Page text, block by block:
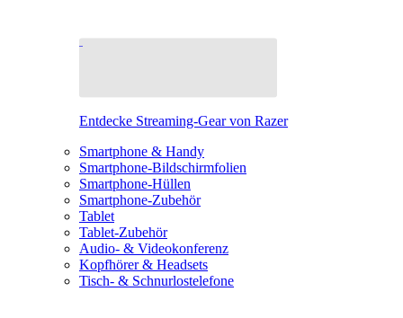
Entdecke Streaming-Gear von Razer
Smartphone & Handy
Smartphone-Bildschirmfolien
Smartphone-Hüllen
Smartphone-Zubehör
Tablet
Tablet-Zubehör
Audio- & Videokonferenz
Kopfhörer & Headsets
Tisch- & Schnurlostelefone